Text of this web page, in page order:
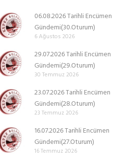
06.08.2026 Tarihli Encümen
Gündemi(30.Oturum)
6 Ağustos 2026
29.07.2026 Tarihli Encümen
Gündemi(29.Oturum)
30 Temmuz 2026
23.07.2026 Tarihli Encümen
Gündemi(28.Oturum)
23 Temmuz 2026
16.07.2026 Tarihli Encümen
Gündemi(27.Oturum)
16 Temmuz 2026